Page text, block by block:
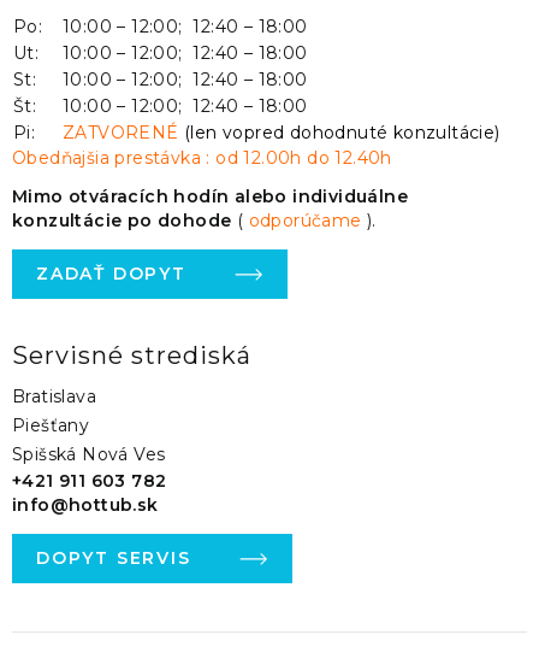
Po:
10:00 – 12:00; 12:40 – 18:00
Ut:
10:00 – 12:00; 12:40 – 18:00
St:
10:00 – 12:00; 12:40 – 18:00
Št:
10:00 – 12:00; 12:40 – 18:00
Pi:
ZATVORENÉ (len vopred dohodnuté konzultácie)
Obedňajšia prestávka : od 12.00h do 12.40h
Mimo otváracích hodín alebo individuálne
konzultácie po dohode ( odporúčame).
ZADAŤ DOPYT
Servisné strediská
Bratislava
Piešťany
Spišská Nová Ves
+421 911 603 782
info@hottub.sk
DOPYT SERVIS